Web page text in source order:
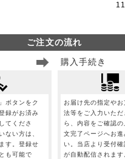
ご注文の流れ
ボタンをク
録がお済み
てくださ
ない方は、
す。登録せ
も可能で
購入手続き
お届け先の指定やお
法等をご入力いただ
ら、内容をご確認の
文完了ページへお進
い。当店より受付確
が自動配信されます